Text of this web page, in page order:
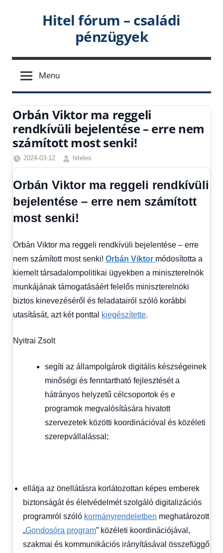
Hitel fórum – családi
pénzügyek
Menu
Orbán Viktor ma reggeli
rendkívüli bejelentése – erre nem
számított most senki!
2024-03-12
hiteles
Friss
Gazdaság ,
Hírek
Orbán Viktor ma reggeli rendkívüli
bejelentése – erre nem számított
most senki!
Orbán Viktor ma reggeli rendkívüli bejelentése – erre
nem számított most senki! Orbán Viktor módosította a
kiemelt társadalompolitikai ügyekben a miniszterelnök
munkájának támogatásáért felelős miniszterelnöki
biztos kinevezéséről és feladatairól szóló korábbi
utasítását, azt két ponttal
kiegészítette.
Nyitrai Zsolt
segíti az állampolgárok digitális készségeinek
minőségi és fenntartható fejlesztését a
hátrányos helyzetű célcsoportok és e
programok megvalósítására hivatott
szervezetek közötti koordinációval és közéleti
szerepvállalással;
ellátja az önellátásra korlátozottan képes emberek
biztonságát és életvédelmét szolgáló digitalizációs
programról szóló kormányrendeletben meghatározott
„Gondosóra program” közéleti koordinációjával,
szakmai és kommunikációs irányításával összefüggő